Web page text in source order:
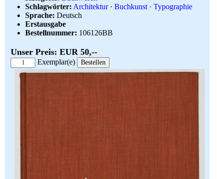
Schlagwörter: Architektur· Buchkunst · Typographie
Sprache: Deutsch
Erstausgabe
Bestellnummer: 106126BB
Unser Preis: EUR 50,--
Exemplar(e)